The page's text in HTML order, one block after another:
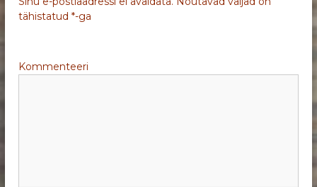
g
e
tähistatud*-ga
Kommenteeri